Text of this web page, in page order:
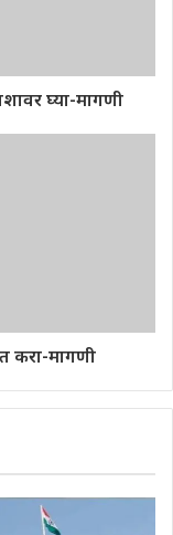
घ्या-मागणी
करा-मागणी